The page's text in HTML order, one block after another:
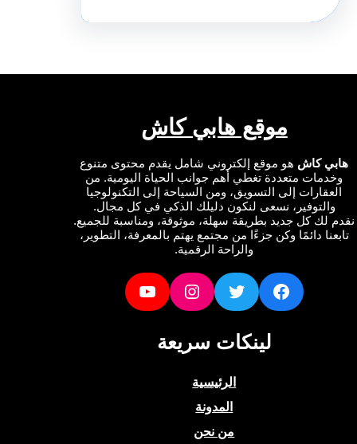
موقع هابي كاش
كاشهو موقع إلكتروني شامل يقدم محتوى متنوع
متعددة تغطي أهم جوانب الحياة اليومية. من
إلى التسويق، ومن السياحة إلى التكنولوجيا
نسعى لنكون دليلك الذكي في كل مجال.
لك كل جديد بطريقة سهلة، موثوقة، ومناسبة للجميع.
دائمًا وكن جزءًا من مجتمع يهتم بالمعرفة، التطوير،
والراحة الرقمية.
Instagram
YouTube
لينكات سريعة
الرئيسية
المدونة
من نحن